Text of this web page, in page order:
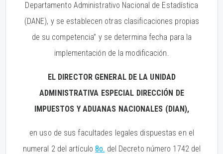
Departamento Administrativo Nacional de Estadística
(DANE), y se establecen otras clasificaciones propias
de su competencia” y se determina fecha para la
implementación de la modificación.
EL DIRECTOR GENERAL DE LA UNIDAD
ADMINISTRATIVA ESPECIAL DIRECCIÓN DE
IMPUESTOS Y ADUANAS NACIONALES (DIAN),
en uso de sus facultades legales dispuestas en el
numeral 2 del artículo8o. del Decreto número 1742 del